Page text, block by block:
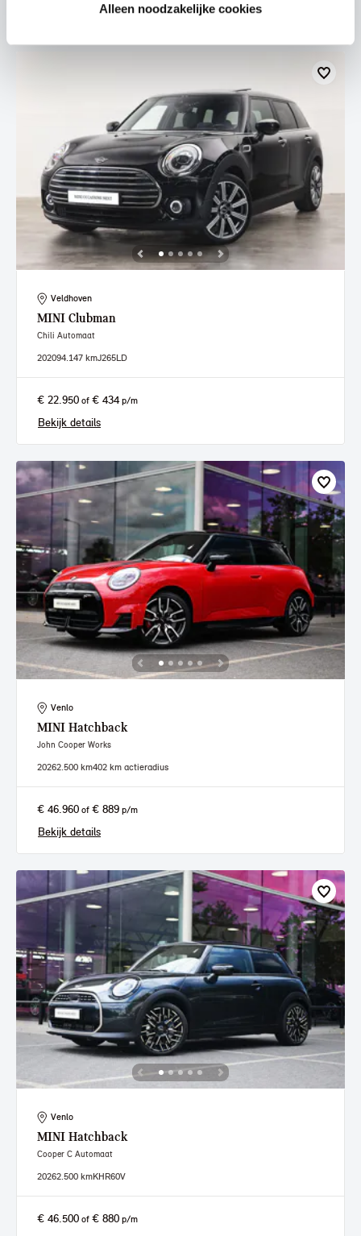
Alleen noodzakelijke cookies
Bekijk details
Veldhoven
MINI Clubman
Chili Automaat
202094.147 kmJ265LD
€ 22.950 of € 434p/m
Bekijk details
Venlo
MINI Hatchback
John Cooper Works
20262.500 km402 km actieradius
€ 46.960 of € 889 p/m
Bekijk details
Venlo
MINI Hatchback
Cooper C Automaat
20262.500 kmKHR60V
€ 46.500 of € 880 p/m